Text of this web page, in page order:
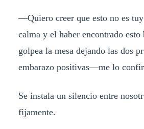
—Quiero creer que esto no es
calma y el haber encontrado
golpea la mesa dejando las dos
embarazo positivas—me lo
Se instala un silencio entre
fijamente.